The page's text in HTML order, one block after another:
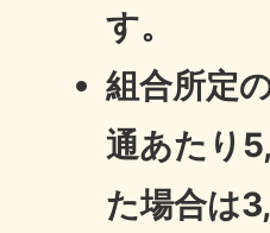
す。
組合所定
通あたり
た場合は